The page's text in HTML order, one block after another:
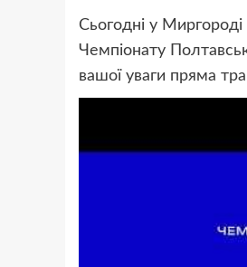
Сьогодні у
Чемпіонату
вашої уваги пряма